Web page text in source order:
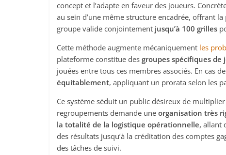
concept et l’adapte en faveur des joueurs.
au sein d’une même structure encadrée, offrant
groupe valide conjointement jusqu’à 100 grilles
Cette méthode augmente mécaniquement les
plateforme constitue des groupes spécifiques de
jouées entre tous ces membres associés. En cas
équitablement, appliquant un prorata selon les
Ce système séduit un public désireux de
regroupements demande une organisation très
la totalité de la logistique opérationnelle, allant
des résultats jusqu’à la créditation des comptes
des tâches de suivi.